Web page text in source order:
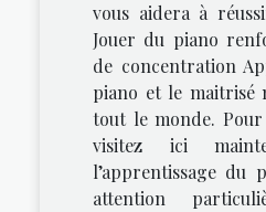
vous aidera à
Jouer du piano
de concentration
piano et le maitrisé
tout le monde.
visitez ici
l’apprentissage du
attention